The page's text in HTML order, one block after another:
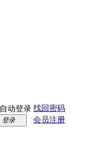
自动登录 找回密码
登录 会员注册